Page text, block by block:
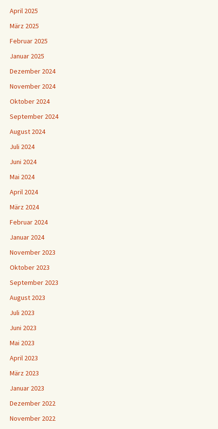
April 2025
März 2025
Februar 2025
Januar 2025
Dezember 2024
November 2024
Oktober 2024
September 2024
August 2024
Juli 2024
Juni 2024
Mai 2024
April 2024
März 2024
Februar 2024
Januar 2024
November 2023
Oktober 2023
September 2023
August 2023
Juli 2023
Juni 2023
Mai 2023
April 2023
März 2023
Januar 2023
Dezember 2022
November 2022